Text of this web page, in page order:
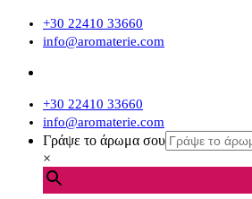
+30 22410 33660
info@aromaterie.com
+30 22410 33660
info@aromaterie.com
Γράψε το άρωμα σου
×